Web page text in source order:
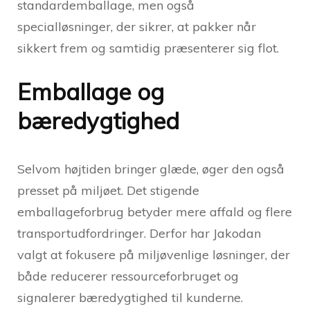
standardemballage, men også
specialløsninger, der sikrer, at pakker når
sikkert frem og samtidig præsenterer sig flot.
Emballage og
bæredygtighed
Selvom højtiden bringer glæde, øger den også
presset på miljøet. Det stigende
emballageforbrug betyder mere affald og flere
transportudfordringer. Derfor har Jakodan
valgt at fokusere på miljøvenlige løsninger, der
både reducerer ressourceforbruget og
signalerer bæredygtighed til kunderne.